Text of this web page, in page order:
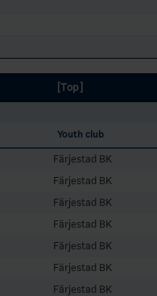
[Top]
Youth club
Färjestad BK
Färjestad BK
Färjestad BK
Färjestad BK
Färjestad BK
Färjestad BK
Färjestad BK